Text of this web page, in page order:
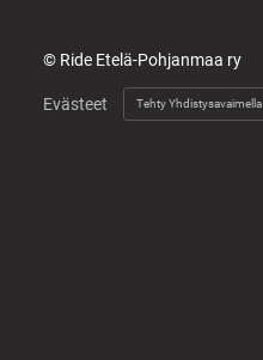
© Ride Etelä-Pohjanmaa ry
Evästeet Tehty Yhdistysavaimella